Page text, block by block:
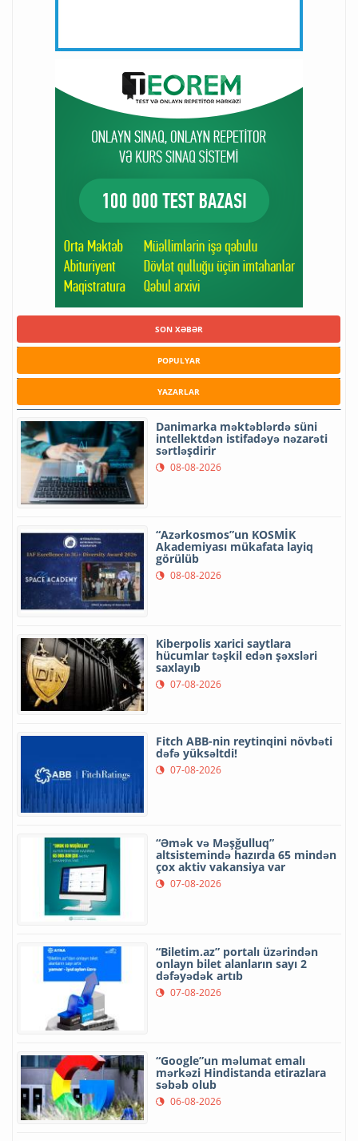
SON XƏBƏR
POPULYAR
YAZARLAR
Danimarka məktəblərdə süni
intellektdən istifadəyə nəzarəti
sərtləşdirir
08-08-2026
“Azərkosmos”un KOSMİK
Akademiyası mükafata layiq
görülüb
08-08-2026
Kiberpolis xarici saytlara
hücumlar təşkil edən şəxsləri
saxlayıb
07-08-2026
Fitch ABB-nin reytinqini növbəti
dəfə yüksəltdi!
07-08-2026
“Əmək və Məşğulluq”
altsistemində hazırda 65 mindən
çox aktiv vakansiya var
07-08-2026
“Biletim.az” portalı üzərindən
onlayn bilet alanların sayı 2
dəfəyədək artıb
07-08-2026
“Google”un məlumat emalı
mərkəzi Hindistanda etirazlara
səbəb olub
06-08-2026